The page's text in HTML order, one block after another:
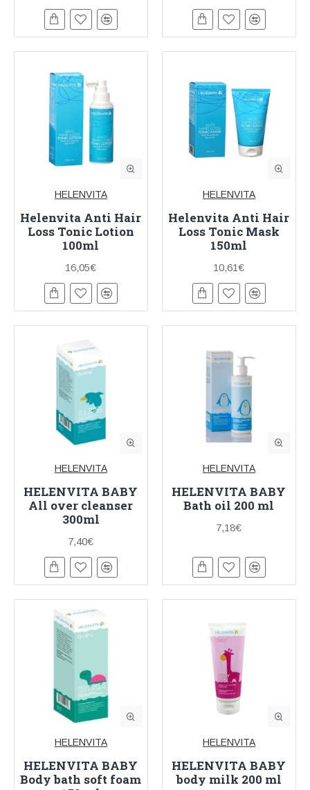
HELENVITA
Helenvita Anti Hair
Loss Tonic Lotion
100ml
16,05€
HELENVITA
Helenvita Anti Hair
Loss Tonic Mask
150ml
10,61€
HELENVITA
HELENVITA BABY
All over cleanser
300ml
7,40€
HELENVITA
HELENVITA BABY
Bath oil 200 ml
7,18€
HELENVITA
HELENVITA BABY
Body bath soft foam
HELENVITA
HELENVITA BABY
body milk 200 ml